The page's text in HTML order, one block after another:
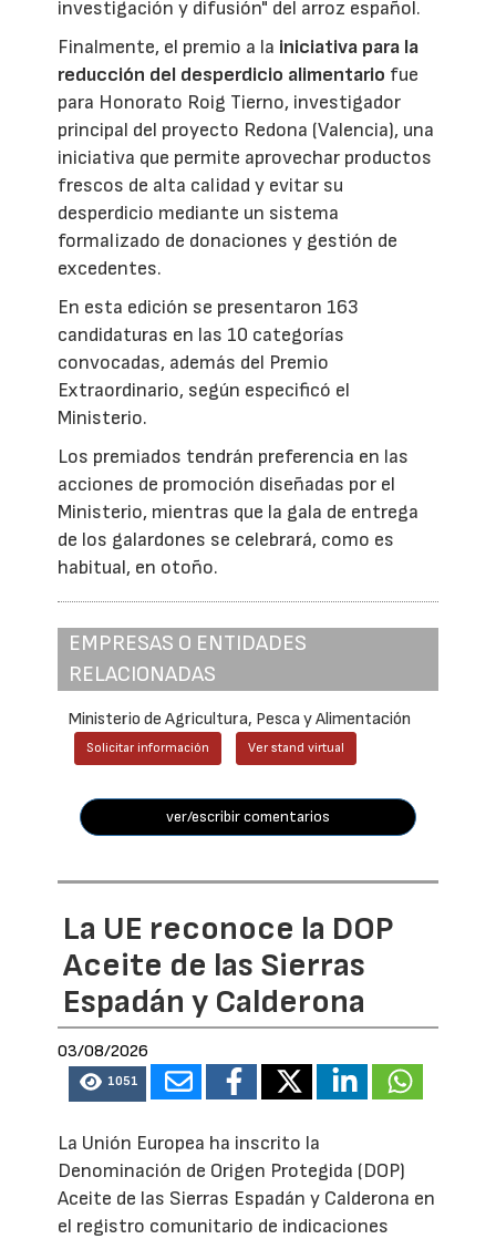
investigación y difusión" del arroz español.
Finalmente, el premio a la iniciativa para la
reducción del desperdicio alimentario fue
para Honorato Roig Tierno, investigador
principal del proyecto Redona (Valencia), una
iniciativa que permite aprovechar productos
frescos de alta calidad y evitar su
desperdicio mediante un sistema
formalizado de donaciones y gestión de
excedentes.
En esta edición se presentaron 163
candidaturas en las 10 categorías
convocadas, además del Premio
Extraordinario, según especificó el
Ministerio.
Los premiados tendrán preferencia en las
acciones de promoción diseñadas por el
Ministerio, mientras que la gala de entrega
de los galardones se celebrará, como es
habitual, en otoño.
EMPRESAS O ENTIDADES
RELACIONADAS
Ministerio de Agricultura, Pesca y Alimentación
Solicitar información Ver stand virtual
ver/escribir comentarios
La UE reconoce la DOP
Aceite de las Sierras
Espadán y Calderona
03/08/2026
1051
La Unión Europea ha inscrito la
Denominación de Origen Protegida (DOP)
Aceite de las Sierras Espadán y Calderona en
el registro comunitario de indicaciones